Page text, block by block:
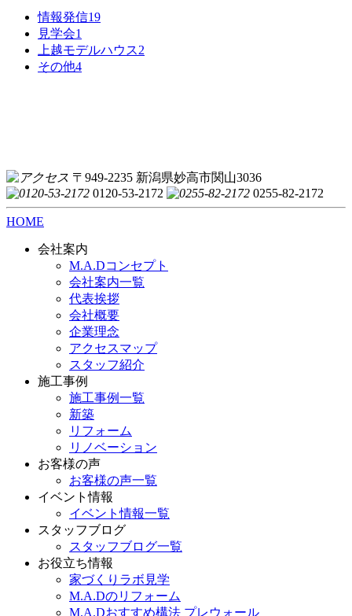
情報発信19
見学会1
上越モデルハウス2
その他4
〒949-2235 新潟県妙高市関山3036
0120-53-2172
0255-82-2172
HOME
会社案内
M.A.Dコンセプト
会社案内一覧
代表挨拶
会社概要
企業理念
アクセスマップ
スタッフ紹介
施工事例
施工事例一覧
新築
リフォーム
リノベーション
お客様の声
お客様の声一覧
イベント情報
イベント情報一覧
スタッフブログ
スタッフブログ一覧
お役立ち情報
家づくりラボ見学
M.A.Dのリフォーム
M.A.Dおすすめ構法 プレウォール